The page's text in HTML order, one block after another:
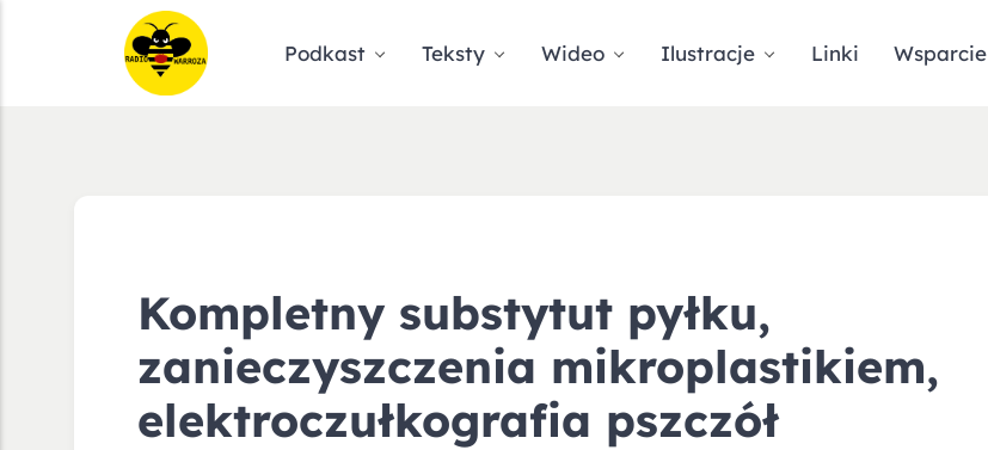
Podkast Teksty Wideo Ilustracje Linki Wsparcie
Kompletny substytut pyłku,
zanieczyszczenia mikroplastikiem,
elektroczułkografia pszczół